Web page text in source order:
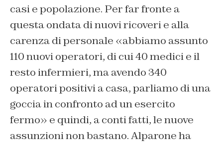
casi e popolazione. Per far fronte a
questa ondata di nuovi ricoveri e alla
carenza di personale «abbiamo assunto
110 nuovi operatori, di cui 40 medici e il
resto infermieri, ma avendo 340
operatori positivi a casa, parliamo di una
goccia in confronto ad un esercito
fermo» e quindi, a conti fatti, le nuove
assunzioni non bastano. Alparone ha